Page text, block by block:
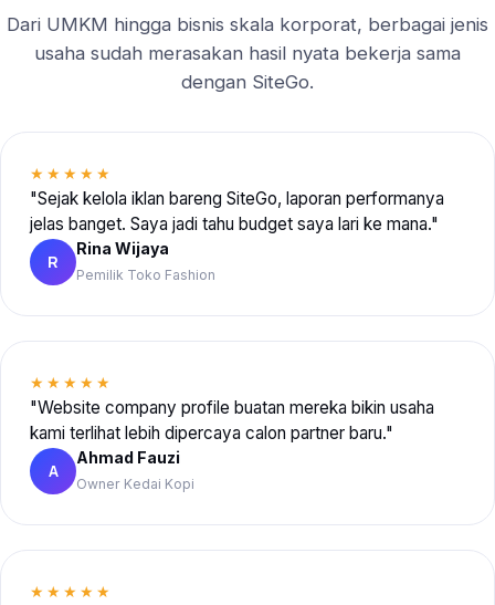
Dari UMKM hingga bisnis skala korporat, berbagai jenis
usaha sudah merasakan hasil nyata bekerja sama
dengan SiteGo.
★★★★★
"Sejak kelola iklan bareng SiteGo, laporan performanya
jelas banget. Saya jadi tahu budget saya lari ke mana."
R
Rina Wijaya
Pemilik Toko Fashion
★★★★★
"Website company profile buatan mereka bikin usaha
kami terlihat lebih dipercaya calon partner baru."
A
Ahmad Fauzi
Owner Kedai Kopi
★★★★★